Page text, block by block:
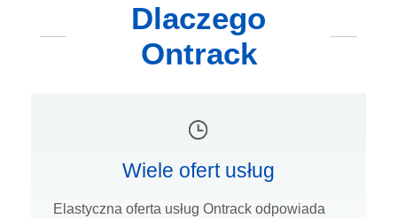
Dlaczego
Ontrack
Wiele ofert usług
Elastyczna oferta usług Ontrack odpowiada